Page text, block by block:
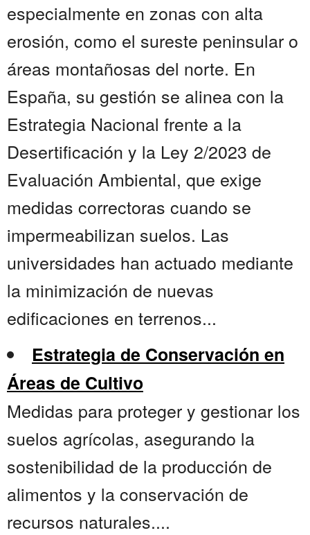
especialmente en zonas con alta
erosión, como el sureste peninsular o
áreas montañosas del norte. En
España, su gestión se alinea con la
Estrategia Nacional frente a la
Desertificación y la Ley 2/2023 de
Evaluación Ambiental, que exige
medidas correctoras cuando se
impermeabilizan suelos. Las
universidades han actuado mediante
la minimización de nuevas
edificaciones en terrenos...
Estrategia de Conservación en
Áreas de Cultivo
Medidas para proteger y gestionar los
suelos agrícolas, asegurando la
sostenibilidad de la producción de
alimentos y la conservación de
recursos naturales....